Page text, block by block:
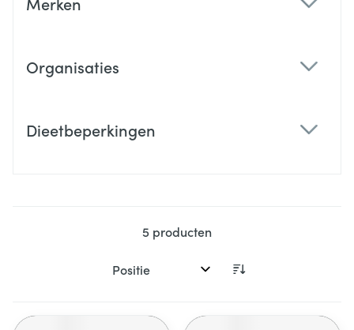
Organisaties
Dieetbeperkingen
5 producten
Sorteer op: